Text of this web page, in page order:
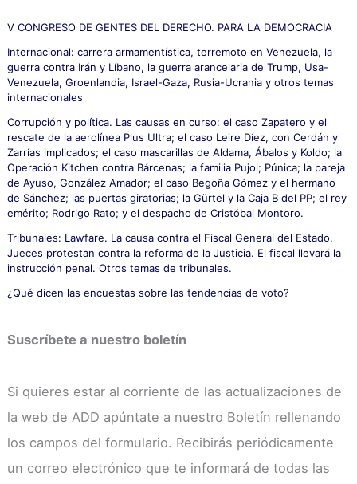
p
r
:
V CONGRESO DE GENTES DEL DERECHO. PARA LA DEMOCRACIA
Internacional: carrera armamentística, terremoto en Venezuela, la
guerra contra Irán y Líbano, la guerra arancelaria de Trump, Usa-
Venezuela, Groenlandia, Israel-Gaza, Rusia-Ucrania y otros temas
internacionales
Corrupción y política. Las causas en curso: el caso Zapatero y el
rescate de la aerolínea Plus Ultra; el caso Leire Díez, con Cerdán y
Zarrías implicados; el caso mascarillas de Aldama, Ábalos y Koldo; la
Operación Kitchen contra Bárcenas; la familia Pujol; Púnica; la pareja
de Ayuso, González Amador; el caso Begoña Gómez y el hermano
de Sánchez; las puertas giratorias; la Gürtel y la Caja B del PP; el rey
emérito; Rodrigo Rato; y el despacho de Cristóbal Montoro.
Tribunales: Lawfare. La causa contra el Fiscal General del Estado.
Jueces protestan contra la reforma de la Justicia. El fiscal llevará la
instrucción penal. Otros temas de tribunales.
¿Qué dicen las encuestas sobre las tendencias de voto?
Suscríbete a nuestro boletín
Si quieres estar al corriente de las actualizaciones de
la web de ADD apúntate a nuestro Boletín rellenando
los campos del formulario. Recibirás periódicamente
un correo electrónico que te informará de todas las